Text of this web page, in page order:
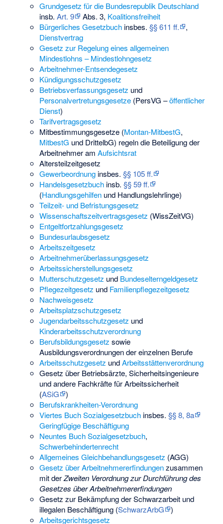
Grundgesetz für die Bundesrepublik Deutschland
insb.Art. 9 Abs. 3, Koalitionsfreiheit
Bürgerliches Gesetzbuch insbes.§§ 611 ff.
,
Dienstvertrag
Gesetz zur Regelung eines allgemeinen
Mindestlohns – Mindestlohngesetz
Arbeitnehmer-Entsendegesetz
Kündigungsschutzgesetz
Betriebsverfassungsgesetz und
Personalvertretungsgesetze (PersVG –öffentlicher
Dienst)
Tarifvertragsgesetz
Mitbestimmungsgesetze (Montan-MitbestG,
MitbestG und DrittelbG) regeln die Beteiligung der
Arbeitnehmer amAufsichtsrat
Altersteilzeitgesetz
Gewerbeordnung insbes.§§ 105 ff.
Handelsgesetzbuch insb.§§ 59 ff.
(Handlungsgehilfen und Handlungslehrlinge)
Teilzeit- und Befristungsgesetz
Wissenschaftszeitvertragsgesetz (WissZeitVG)
Entgeltfortzahlungsgesetz
Bundesurlaubsgesetz
Arbeitszeitgesetz
Arbeitnehmerüberlassungsgesetz
Arbeitssicherstellungsgesetz
Mutterschutzgesetz und Bundeselterngeldgesetz
Pflegezeitgesetz und Familienpflegezeitgesetz
Nachweisgesetz
Arbeitsplatzschutzgesetz
Jugendarbeitsschutzgesetz und
Kinderarbeitsschutzverordnung
Berufsbildungsgesetz sowie
Ausbildungsverordnungen der einzelnen Berufe
Arbeitsschutzgesetz undArbeitsstättenverordnung
Gesetz über Betriebsärzte, Sicherheitsingenieure
und andere Fachkräfte für Arbeitssicherheit
(ASiG
)
Berufskrankheiten-Verordnung
Viertes Buch Sozialgesetzbuch insbes.§§ 8, 8a
Geringfügige Beschäftigung
Neuntes Buch Sozialgesetzbuch,
Schwerbehindertenrecht
Allgemeines Gleichbehandlungsgesetz (AGG)
Gesetz über Arbeitnehmererfindungenzusammen
mit derZweiten Verordnung zur Durchführung des
Gesetzes über Arbeitnehmererfindungen
Gesetz zur Bekämpfung der Schwarzarbeit und
illegalen Beschäftigung (SchwarzArbG
)
Arbeitsgerichtsgesetz